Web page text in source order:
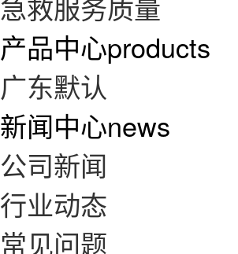
产品中心products
广东默认
新闻中心news
公司新闻
行业动态
常见问题